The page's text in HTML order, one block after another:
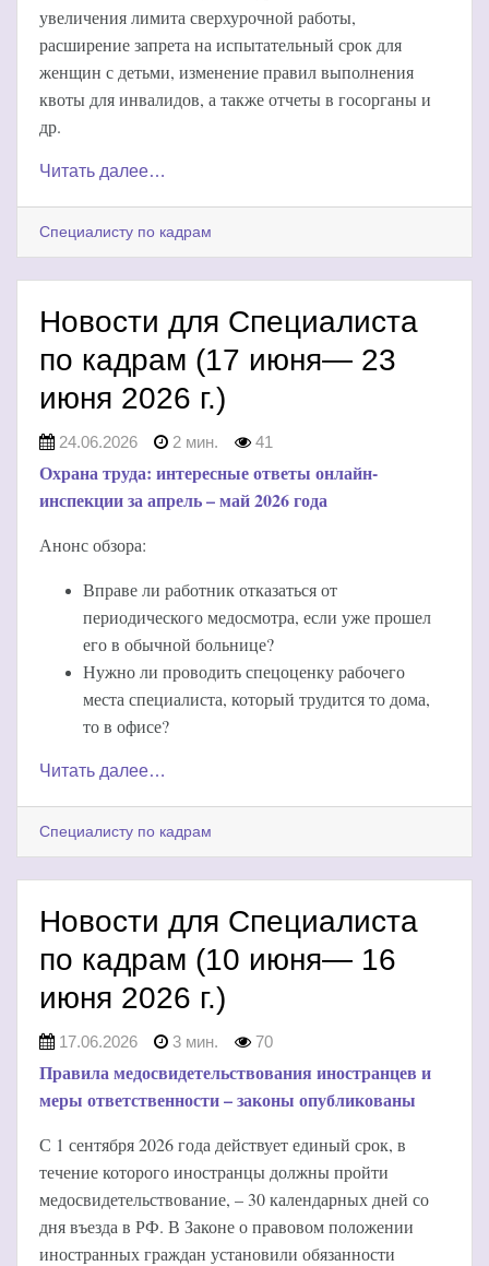
увеличения лимита сверхурочной работы,
расширение запрета на испытательный срок для
женщин с детьми, изменение правил выполнения
квоты для инвалидов, а также отчеты в госорганы и
др.
Читать далее…
Специалисту по кадрам
Новости для Специалиста
по кадрам (17 июня— 23
июня 2026 г.)
24.06.2026 2 мин. 41
Охрана труда: интересные ответы онлайн-
инспекции за апрель – май 2026 года
Анонс обзора:
Вправе ли работник отказаться от
периодического медосмотра, если уже прошел
его в обычной больнице?
Нужно ли проводить спецоценку рабочего
места специалиста, который трудится то дома,
то в офисе?
Читать далее…
Специалисту по кадрам
Новости для Специалиста
по кадрам (10 июня— 16
июня 2026 г.)
17.06.2026 3 мин. 70
Правила медосвидетельствования иностранцев и
меры ответственности – законы опубликованы
С 1 сентября 2026 года действует единый срок, в
течение которого иностранцы должны пройти
медосвидетельствование, – 30 календарных дней со
дня въезда в РФ. В Законе о правовом положении
иностранных граждан установили обязанности